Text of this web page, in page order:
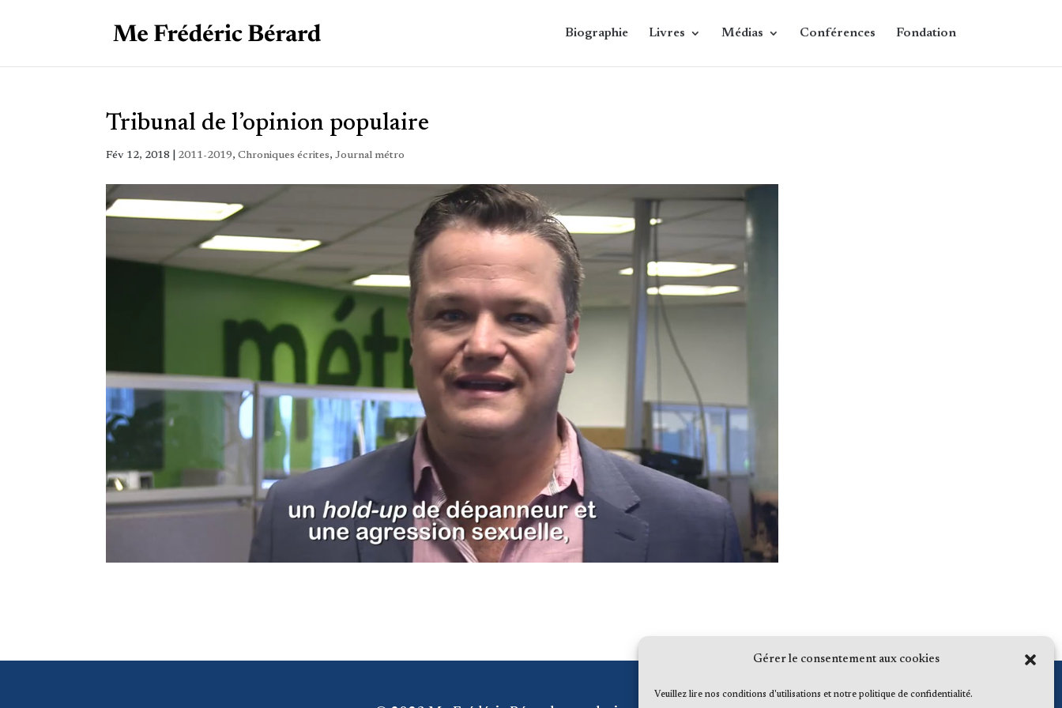
Gérer le consentement aux cookies
Veuillez lire nos conditions d'utilisations et notre politique de confidentialité.
Biographie Livres Médias Conférences Fondation
Tribunal de l’opinion populaire
Fév 12, 2018 2011-2019,Chroniques écrites,Journal métro